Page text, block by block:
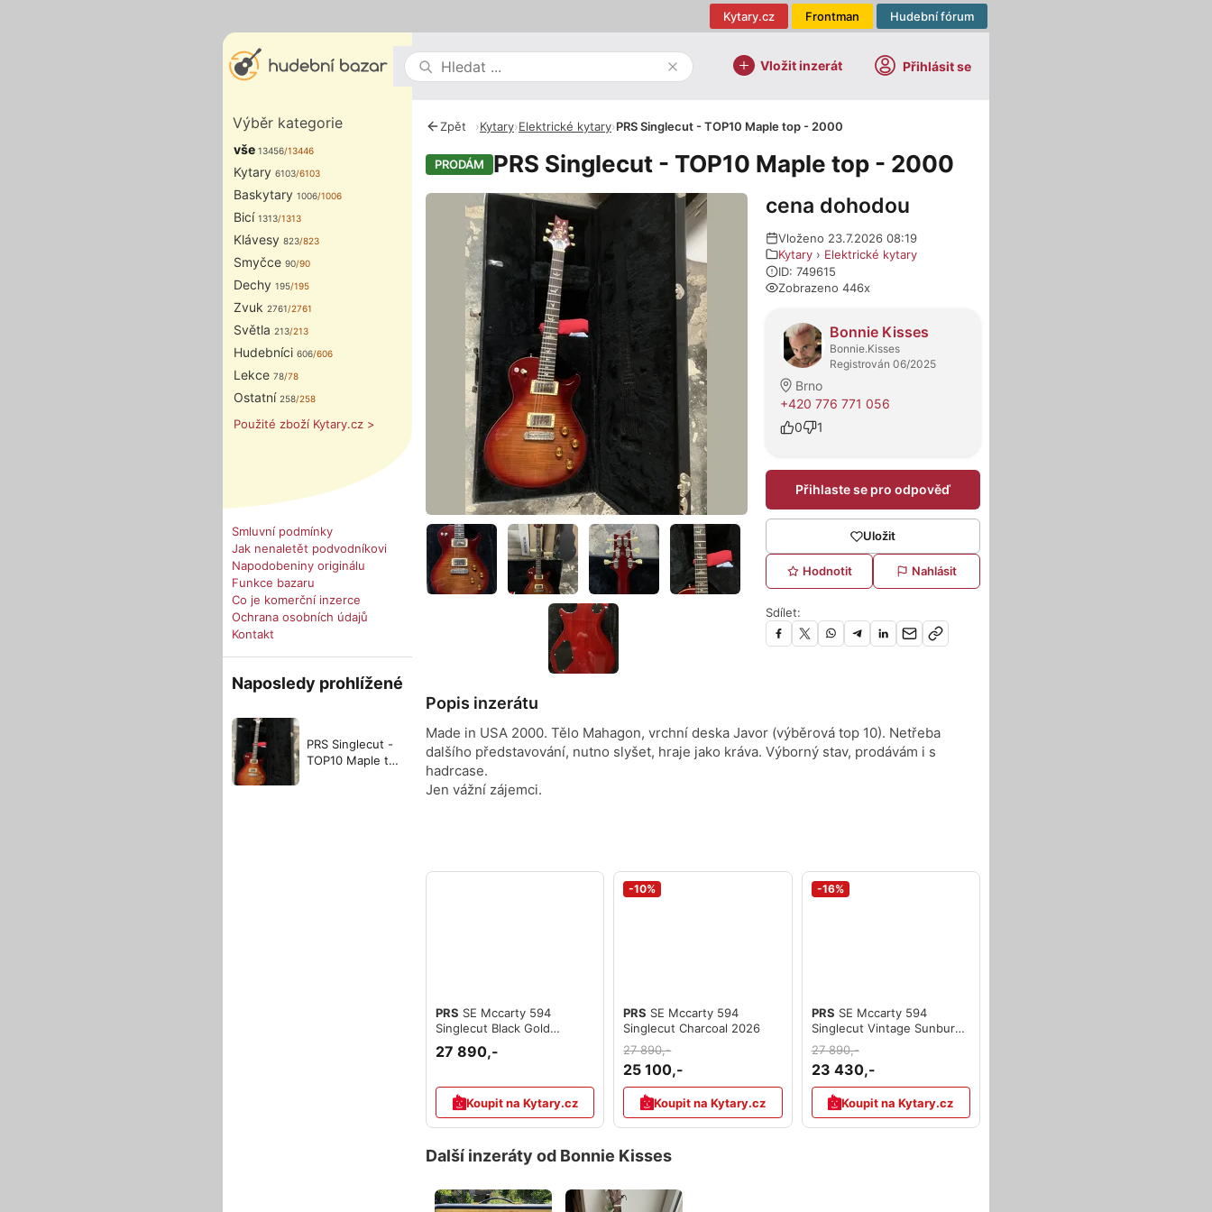
Hudební fórum
Frontman
Kytary.cz
Vložit inzerát Přihlásit se
Výběr kategorie
vše 13456/13446
Kytary 6103/6103
Baskytary 1006/1006
Bicí 1313/1313
Klávesy 823/823
Smyčce 90/90
Dechy 195/195
Zvuk 2761/2761
Světla 213/213
Hudebníci 606/606
Lekce 78/78
Ostatní 258/258
Použité zboží Kytary.cz >
Smluvní podmínky
Jak nenaletět podvodníkovi
Napodobeniny originálu
Funkce bazaru
Co je komerční inzerce
Ochrana osobních údajů
Kontakt
Naposledy prohlížené
PRS Singlecut -
TOP10 Maple top
Zpět ›Kytary›Elektrické kytary›PRS Singlecut - TOP10 Maple top - 2000
PRODÁM PRS Singlecut - TOP10 Maple top - 2000
Fotografie cena dohodou
Vloženo 23.7.2026 08:19
Kytary › Elektrické kytary
ID: 749615
Zobrazeno 446x
O prodejci
Bonnie Kisses
Bonnie.Kisses
Registrován 06/2025
Brno
+420 776 771 056
0
1
Přihlaste se pro odpověď
Uložit
Hodnotit Nahlásit
Sdílet:
Popis inzerátu
Made in USA 2000. Tělo Mahagon, vrchní deska Javor (výběrová top 10). Netřeba
dalšího představování, nutno slyšet, hraje jako kráva. Výborný stav, prodávám i s
hadrcase.
Jen vážní zájemci.
PRS SE Mccarty 594
Singlecut Black Gold
Sunburst 2026
27 890,-
Koupit na Kytary.cz
-10%
PRS SE Mccarty 594
Singlecut Charcoal 2026
27 890,-
25 100,-
Koupit na Kytary.cz
-16%
PRS SE Mccarty 594
Singlecut Vintage Sunburst
2026
27 890,-
23 430,-
Koupit na Kytary.cz
Další inzeráty od Bonnie Kisses